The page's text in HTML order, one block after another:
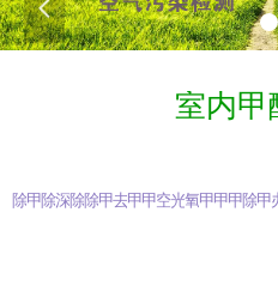
室内甲
넳
除甲醛知识甲醛是什么除甲醛深圳除甲醛除甲醛公司除甲醛最有效方法甲醛检测仪去除甲醛甲醛治理甲醛去除方法空气检测光触媒除甲醛氧触媒除甲醛甲醛检测甲醛怎么除甲醛克星除甲醛产品甲